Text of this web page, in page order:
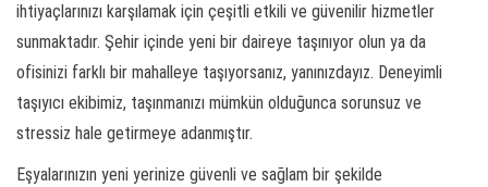
ihtiyaçlarınızı karşılamak için çeşitli etkili ve güvenilir hizmetler
sunmaktadır. Şehir içinde yeni bir daireye taşınıyor olun ya da
ofisinizi farklı bir mahalleye taşıyorsanız, yanınızdayız. Deneyimli
taşıyıcı ekibimiz, taşınmanızı mümkün olduğunca sorunsuz ve
stressiz hale getirmeye adanmıştır.
Eşyalarınızın yeni yerinize güvenli ve sağlam bir şekilde